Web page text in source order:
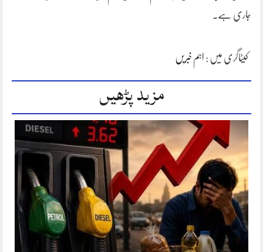
جاری ہے۔
کیٹاگری میں : اہم خبریں
مزید پڑھیں